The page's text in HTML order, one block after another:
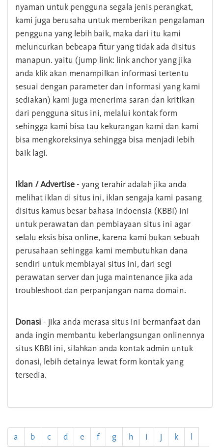
nyaman untuk pengguna segala jenis perangkat,
kami juga berusaha untuk memberikan pengalaman
pengguna yang lebih baik, maka dari itu kami
meluncurkan bebeapa fitur yang tidak ada disitus
manapun. yaitu (jump link: link anchor yang jika
anda klik akan menampilkan informasi tertentu
sesuai dengan parameter dan informasi yang kami
sediakan) kami juga menerima saran dan kritikan
dari pengguna situs ini, melalui kontak form
sehingga kami bisa tau kekurangan kami dan kami
bisa mengkoreksinya sehingga bisa menjadi lebih
baik lagi.
Iklan / Advertise - yang terahir adalah jika anda
melihat iklan di situs ini, iklan sengaja kami pasang
disitus kamus besar bahasa Indoensia (KBBI) ini
untuk perawatan dan pembiayaan situs ini agar
selalu eksis bisa online, karena kami bukan sebuah
perusahaan sehingga kami membutuhkan dana
sendiri untuk membiayai situs ini, dari segi
perawatan server dan juga maintenance jika ada
troubleshoot dan perpanjangan nama domain.
Donasi - jika anda merasa situs ini bermanfaat dan
anda ingin membantu keberlangsungan onlinennya
situs KBBI ini, silahkan anda kontak admin untuk
donasi, lebih detainya lewat form kontak yang
tersedia.
a b c d e f g h i j k l